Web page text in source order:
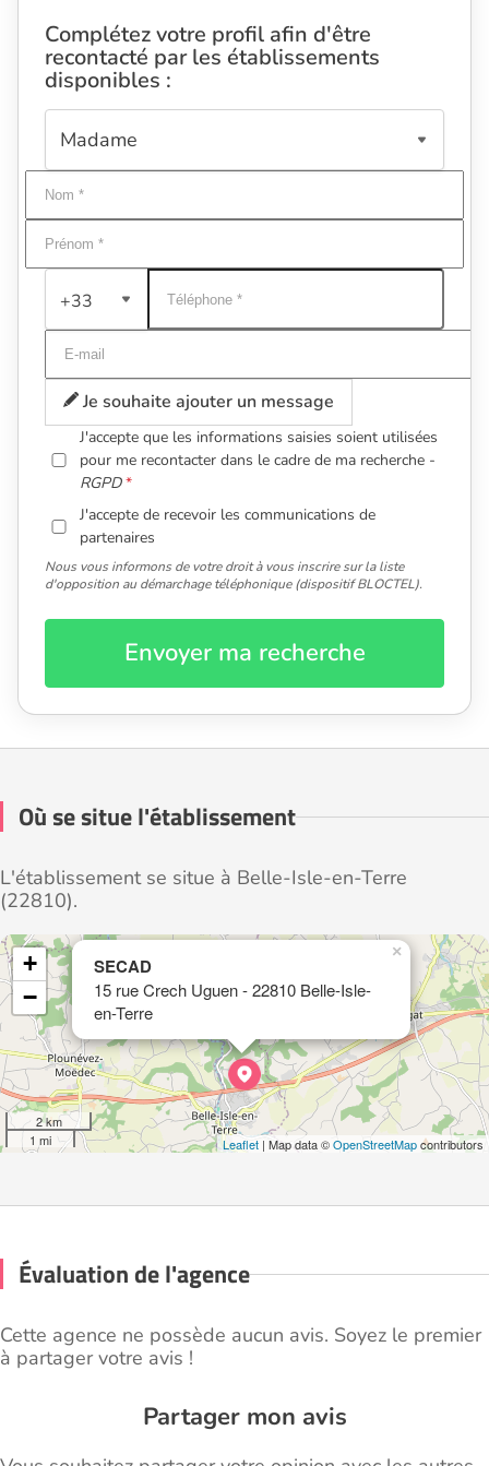
Complétez votre profil afin d'être
recontacté par les établissements
disponibles :
+33
Je souhaite ajouter un message
J'accepte que les informations saisies soient utilisées
pour me recontacter dans le cadre de ma recherche -
RGPD
J'accepte de recevoir les communications de
partenaires
Nous vous informons de votre droit à vous inscrire sur la liste
d'opposition au démarchage téléphonique (dispositif BLOCTEL).
Envoyer ma recherche
Où se situe l'établissement
L'établissement se situe à Belle-Isle-en-Terre
(22810).
SECAD
15 rue Crech Uguen - 22810 Belle-Isle-
en-Terre
×
+
−
2 km
1 mi
Leaflet | Map data ©OpenStreetMapcontributors
Évaluation de l'agence
Cette agence ne possède aucun avis. Soyez le premier
à partager votre avis !
Partager mon avis